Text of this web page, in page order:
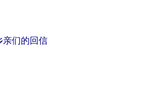
们的回信